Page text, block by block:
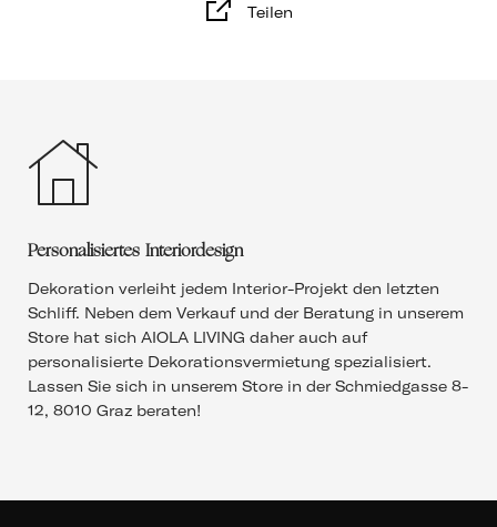
Teilen
Personalisiertes Interiordesign
Dekoration verleiht jedem Interior-Projekt den letzten
Schliff. Neben dem Verkauf und der Beratung in unserem
Store hat sich AIOLA LIVING daher auch auf
personalisierte Dekorationsvermietung spezialisiert.
Lassen Sie sich in unserem Store in der Schmiedgasse 8-
12, 8010 Graz beraten!